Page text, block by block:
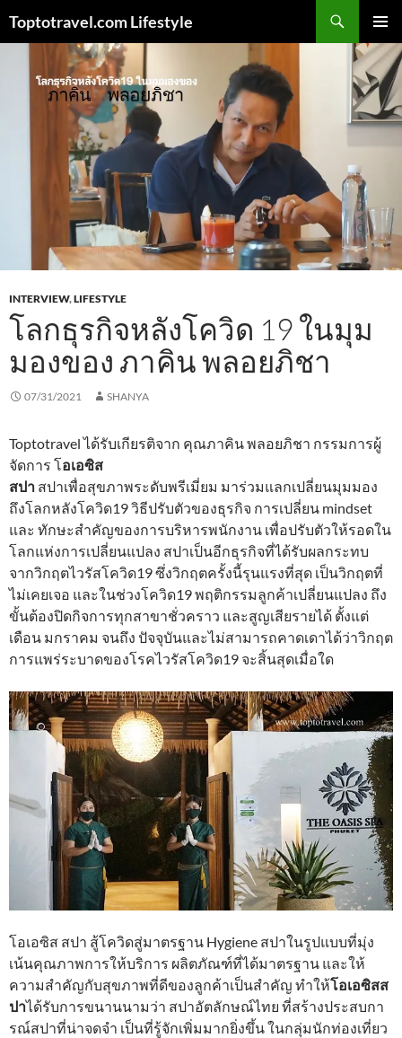
Toptotravel.com Lifestyle
MENU
INTERVIEW,LIFESTYLE
โลกธุรกิจหลังโควิด 19 ในมุม
มองของ ภาคิน พลอยภิชา
07/31/2021 SHANYA
Toptotravel ได้รับเกียรติจาก คุณภาคิน พลอยภิชา กรรมการผู้
จัดการ โอเอซิส
สปา สปาเพื่อสุขภาพระดับพรีเมี่ยม มาร่วมแลกเปลี่ยนมุมมอง
ถึงโลกหลังโควิด19 วิธีปรับตัวของธุรกิจ การเปลี่ยน mindset
และ ทักษะสำคัญของการบริหารพนักงาน เพื่อปรับตัวให้รอดใน
โลกแห่งการเปลี่ยนแปลง สปาเป็นอีกธุรกิจที่ได้รับผลกระทบ
จากวิกฤตไวรัสโควิด19 ซึ่งวิกฤตครั้งนี้รุนแรงที่สุด เป็นวิกฤตที่
ไม่เคยเจอ และในช่วงโควิด19 พฤติกรรมลูกค้าเปลี่ยนแปลง ถึง
ขั้นต้องปิดกิจการทุกสาขาชั่วคราว และสูญเสียรายได้ ตั้งแต่
เดือน มกราคม จนถึง ปัจจุบันและไม่สามารถคาดเดาได้ว่าวิกฤต
การแพร่ระบาดของโรคไวรัสโควิด19 จะสิ้นสุดเมื่อใด
โอเอซิส สปา สู้โควิดสู่มาตรฐาน Hygiene สปาในรูปแบบที่มุ่ง
เน้นคุณภาพการให้บริการ ผลิตภัณฑ์ที่ได้มาตรฐาน และให้
ความสำคัญกับสุขภาพที่ดีของลูกค้าเป็นสำคัญ ทำให้โอเอซิสส
ปาได้รับการขนานนามว่า สปาอัตลักษณ์ไทย ที่สร้างประสบกา
รณ์สปาที่น่าจดจำ เป็นที่รู้จักเพิ่มมากยิ่งขึ้น ในกลุ่มนักท่องเที่ยว